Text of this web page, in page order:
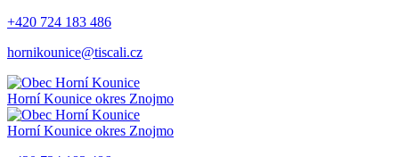
+420 724 183 486
hornikounice@tiscali.cz
Horní Kounice okres Znojmo
Horní Kounice okres Znojmo